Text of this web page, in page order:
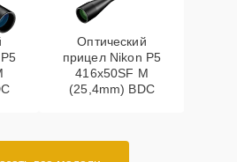
Оптический
прицел Nikon P5
416x50SF M
(25,4mm) BDC